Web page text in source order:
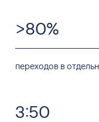
>80%
переходов в
3:50